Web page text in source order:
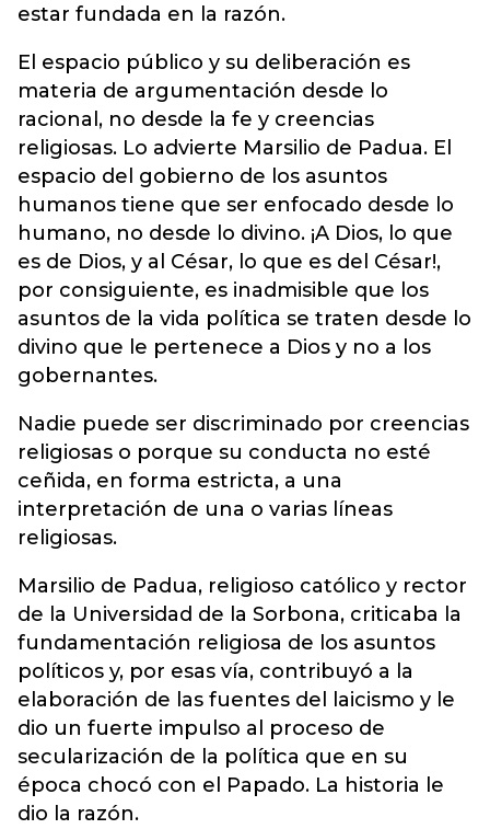
estar fundada en la razón.
El espacio público y su deliberación es
materia de argumentación desde lo
racional, no desde la fe y creencias
religiosas. Lo advierte Marsilio de Padua. El
espacio del gobierno de los asuntos
humanos tiene que ser enfocado desde lo
humano, no desde lo divino. ¡A Dios, lo que
es de Dios, y al César, lo que es del César!,
por consiguiente, es inadmisible que los
asuntos de la vida política se traten desde lo
divino que le pertenece a Dios y no a los
gobernantes.
Nadie puede ser discriminado por creencias
religiosas o porque su conducta no esté
ceñida, en forma estricta, a una
interpretación de una o varias líneas
religiosas.
Marsilio de Padua, religioso católico y rector
de la Universidad de la Sorbona, criticaba la
fundamentación religiosa de los asuntos
políticos y, por esas vía, contribuyó a la
elaboración de las fuentes del laicismo y le
dio un fuerte impulso al proceso de
secularización de la política que en su
época chocó con el Papado. La historia le
dio la razón.